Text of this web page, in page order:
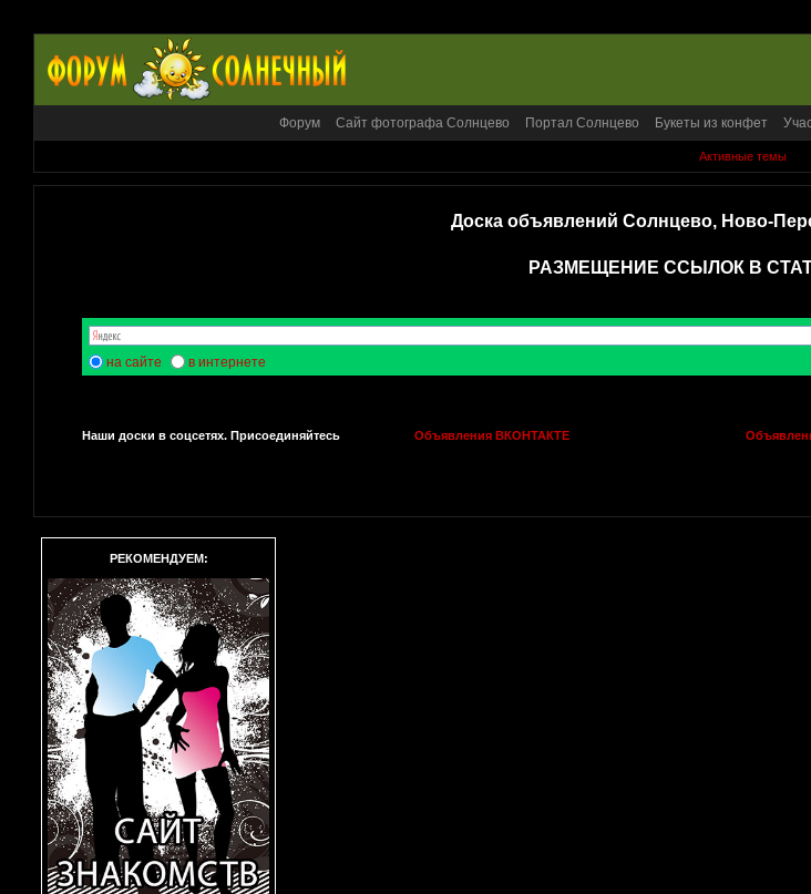
Форум Сайт фотографа Солнцево Портал Солнцево Букеты из конфет
Активные темы
Доска объявлений Солнцево, Ново-
РАЗМЕЩЕНИЕ ССЫЛОК В
на сайте в интернете
Наши доски в соцсетях. Присоединяйтесь Объявления ВКОНТАКТЕ
РЕКОМЕНДУЕМ: